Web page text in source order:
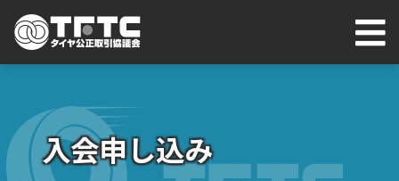
入会申し込み